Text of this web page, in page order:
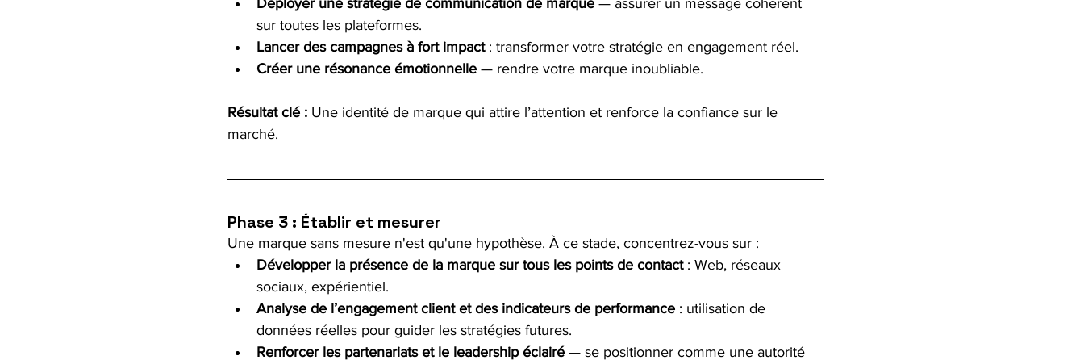
Déployer une stratégie de communication de marque — assurer un message cohérent
sur toutes les plateformes.
Lancer des campagnes à fort impact : transformer votre stratégie en engagement réel.
Créer une résonance émotionnelle — rendre votre marque inoubliable.
Résultat clé : Une identité de marque qui attire l’attention et renforce la confiance sur le
marché.
Phase 3 : Établir et mesurer
Une marque sans mesure n'est qu'une hypothèse. À ce stade, concentrez-vous sur :
Développer la présence de la marque sur tous les points de contact : Web, réseaux
sociaux, expérientiel.
Analyse de l’engagement client et des indicateurs de performance : utilisation de
données réelles pour guider les stratégies futures.
Renforcer les partenariats et le leadership éclairé — se positionner comme une autorité